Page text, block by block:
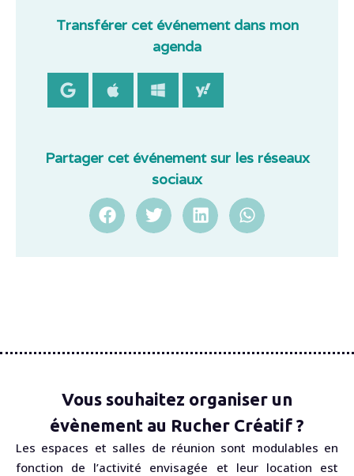
Transférer cet événement dans mon
agenda
Partager cet événement sur les réseaux
sociaux
Vous souhaitez organiser un
évènement au Rucher Créatif ?
Les espaces et salles de réunion sont modulables en
fonction de l’activité envisagée et leur location est